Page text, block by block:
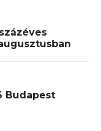
Budapest